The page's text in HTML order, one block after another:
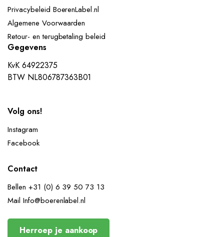
Privacybeleid BoerenLabel.nl
Algemene Voorwaarden
Retour- en terugbetaling beleid
Gegevens
KvK 64922375
BTW NL806787363B01
Volg ons!
Instagram
Facebook
Contact
Bellen +31 (0) 6 39 50 73 13
Mail Info@boerenlabel.nl
Herroep je aankoop